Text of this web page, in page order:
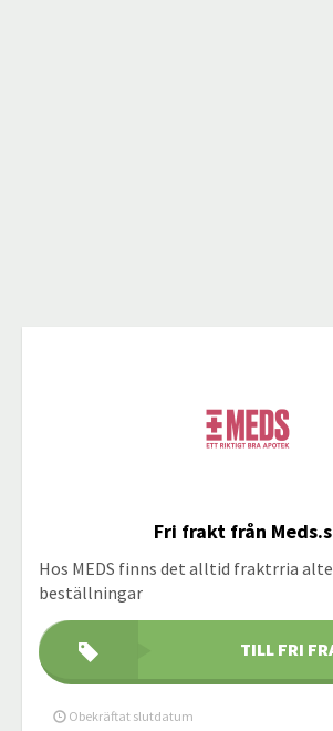
Fri frakt från
Hos MEDS finns det alltid fraktrria
beställningar
TILL FRI
Obekräftat slutdatum